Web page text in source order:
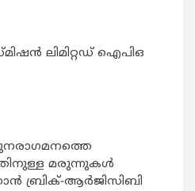
ലിമിറ്റഡ് ഐപിഒ
മരുന്നുകള്‍
ബ്രിക്-ആര്‍ജിസിബി